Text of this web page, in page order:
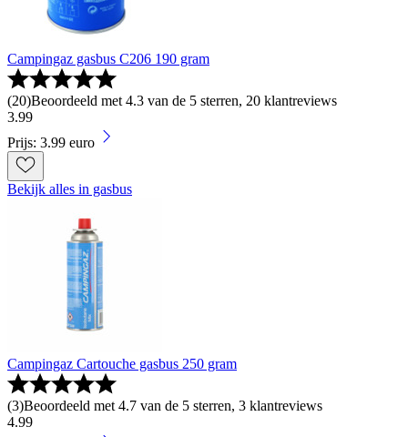
Campingaz gasbus C206 190 gram
(20)Beoordeeld met 4.3 van de 5 sterren, 20 klantreviews
3.99
Prijs: 3.99 euro
Bekijk alles in gasbus
Campingaz Cartouche gasbus 250 gram
(3)Beoordeeld met 4.7 van de 5 sterren, 3 klantreviews
4.99